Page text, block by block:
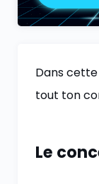
Dans
tout ton
Le